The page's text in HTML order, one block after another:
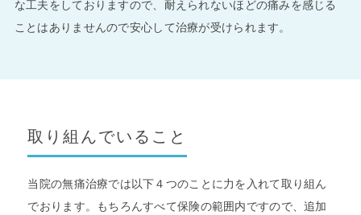
な工夫をしておりますので、耐えられないほどの痛みを感じる
ことはありませんので安心して治療が受けられます。
取り組んでいること
当院の無痛治療では以下４つのことに力を入れて取り組ん
でおります。もちろんすべて保険の範囲内ですので、追加